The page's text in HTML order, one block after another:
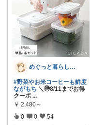
めぐっと暮らし🍋朝コレ&いいね周り
#野菜やお米コーヒーも鮮度
ながもち ＼🉐8/11までお得
クーポ ...
￥ 2,480～
0 0 54